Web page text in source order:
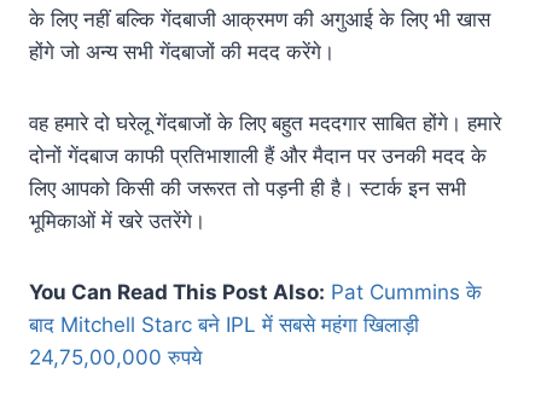
के लिए नहीं बल्कि गेंदबाजी आक्रमण की अगुआई के लिए भी खास
होंगे जो अन्य सभी गेंदबाजों की मदद करेंगे।
वह हमारे दो घरेलू गेंदबाजों के लिए बहुत मददगार साबित होंगे। हमारे
दोनों गेंदबाज काफी प्रतिभाशाली हैं और मैदान पर उनकी मदद के
लिए आपको किसी की जरूरत तो पड़नी ही है। स्टार्क इन सभी
भूमिकाओं में खरे उतरेंगे।
You Can Read This Post Also: Pat Cummins के
बाद Mitchell Starc बने IPL में सबसे महंगा खिलाड़ी
24,75,00,000 रुपये